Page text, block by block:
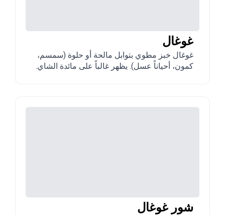
غوغال
غوغال خبز مطوي بتوابل مالحة أو حلوة (سمسم،
كمون، أحياناً عسل). يظهر غالباً على مائدة الشاي.
شور غوغال